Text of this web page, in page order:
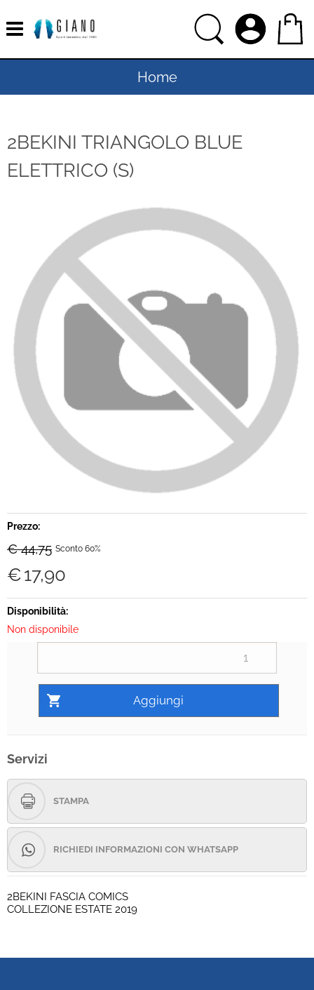
Home
Donna
Bambina
Ciclismo
Brand
Contatti
2BEKINI TRIANGOLO BLUE
ELETTRICO (S)
Prezzo:
€ 44,75 Sconto 60%
€17,90
Disponibilità:
Non disponibile
Servizi
STAMPA
RICHIEDI INFORMAZIONI CON WHATSAPP
2BEKINI FASCIA COMICS
COLLEZIONE ESTATE 2019